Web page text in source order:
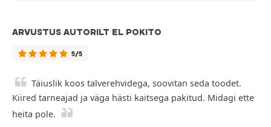
ARVUSTUS AUTORILT EL POKITO
5/5
Täiuslik koos talverehvidega, soovitan seda toodet.
Kiired tarneajad ja väga hästi kaitsega pakitud. Midagi ette
heita pole.